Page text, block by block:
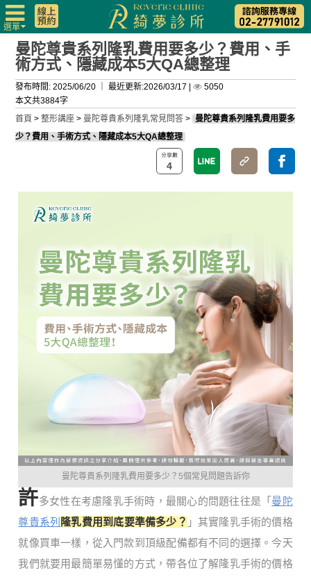
選單
曼陀尊貴系列隆乳費用要多少？費用、手
術方式、隱藏成本5大QA總整理
發布時間: 2025/06/20 ｜最近更新:2026/03/17 |
5050
本文共3884字
首頁 >整形講座 > 曼陀尊貴系列隆乳常見問答 > 曼陀尊貴系列隆乳費用要多
少？費用、手術方式、隱藏成本5大QA總整理
4
曼陀尊貴系列隆乳費用要多少？5個常見問題告訴你
許多女性在考慮隆乳手術時，最關心的問題往往是「 曼陀
尊貴系列 隆乳費用到底要準備多少？ 」其實隆乳手術的價格
就像買車一樣，從入門款到頂級配備都有不同的選擇。今天
我們就要用最簡單易懂的方式，帶各位了解隆乳手術的價格